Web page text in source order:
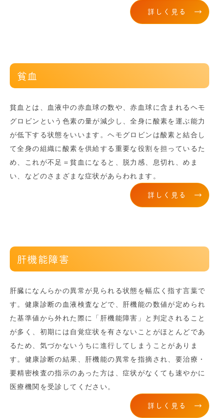
詳しく見る
貧血
貧血とは、血液中の赤血球の数や、赤血球に含まれるヘモ
グロビンという色素の量が減少し、全身に酸素を運ぶ能力
が低下する状態をいいます。ヘモグロビンは酸素と結合し
て全身の組織に酸素を供給する重要な役割を担っているた
め、これが不足＝貧血になると、脱力感、息切れ、めま
い、などのさまざまな症状があらわれます。
詳しく見る
肝機能障害
肝臓になんらかの異常が見られる状態を幅広く指す言葉で
す。健康診断の血液検査などで、肝機能の数値が定められ
た基準値から外れた際に「肝機能障害」と判定されること
が多く、初期には自覚症状を有さないことがほとんどであ
るため、気づかないうちに進行してしまうことがありま
す。健康診断の結果、肝機能の異常を指摘され、要治療・
要精密検査の指示のあった方は、症状がなくても速やかに
医療機関を受診してください。
詳しく見る